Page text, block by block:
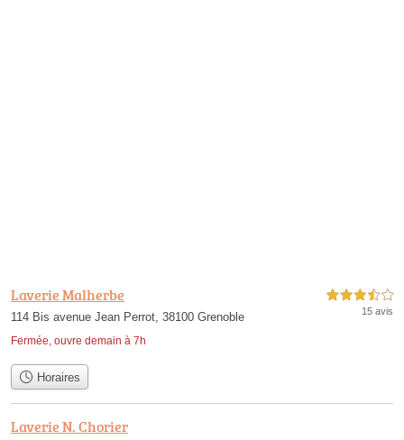
Laverie Malherbe
114 Bis avenue Jean Perrot, 38100 Grenoble
Fermée, ouvre demain à 7h
3,5 étoiles sur 5
15 avis
Horaires
Laverie N. Chorier